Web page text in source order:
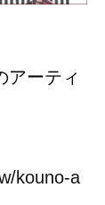
アーティ
kouno-a